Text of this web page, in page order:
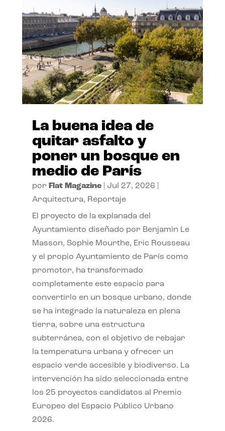
La buena idea de
quitar asfalto y
poner un bosque en
medio de París
por Flat Magazine| Jul 27, 2026
Arquitectura, Reportaje
El proyecto de la explanada del
Ayuntamiento diseñado por Benjamin Le
Masson, Sophie Mourthe, Eric Rousseau
y el propio Ayuntamiento de París como
promotor, ha transformado
completamente este espacio para
convertirlo en un bosque urbano, donde
se ha integrado la naturaleza en plena
tierra, sobre una estructura
subterránea, con el objetivo de rebajar
la temperatura urbana y ofrecer un
espacio verde accesible y biodiverso. La
intervención ha sido seleccionada entre
los 25 proyectos candidatos al Premio
Europeo del Espacio Público Urbano
2026.